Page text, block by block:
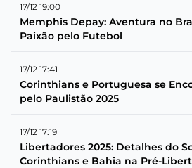
17/12 19:00
Memphis Depay: Aventura no
Paixão pelo Futebol
17/12 17:41
Corinthians e Portuguesa se
pelo Paulistão 2025
17/12 17:19
Libertadores 2025: Detalhes do
Corinthians e Bahia na Pré-